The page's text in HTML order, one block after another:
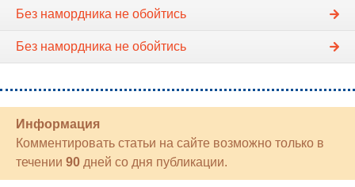
Без намордника не обойтись
Без намордника не обойтись
Информация
Комментировать статьи на сайте возможно только в
течении 90 дней со дня публикации.